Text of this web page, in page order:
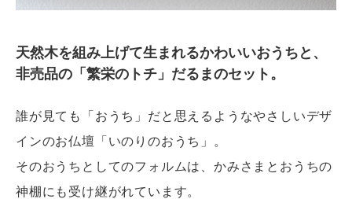
天然木を組み上げて生まれるかわいいおうちと、
非売品の「繁栄のトチ」だるまのセット。
誰が見ても「おうち」だと思えるようなやさしいデザ
インのお仏壇「いのりのおうち」。
そのおうちとしてのフォルムは、かみさまとおうちの
神棚にも受け継がれています。